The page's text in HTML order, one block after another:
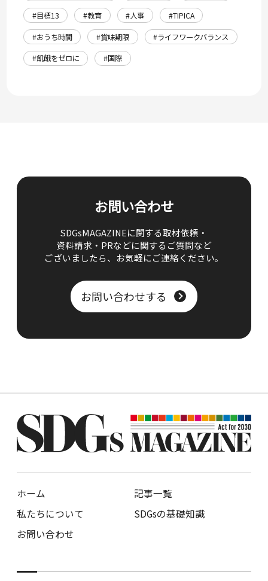
#目標13
#教育 #人事
#TIPICA
#おうち時間
#賞味期限
#ライフワークバランス
#飢餓をゼロに
#国際
お問い合わせ
SDGsMAGAZINEに関する取材依頼・
資料請求・PRなどに関するご質問など
ございましたら、 お気軽にご連絡ください。
お問い合わせする
ホーム
記事一覧
私たちについて
SDGsの基礎知識
お問い合わせ